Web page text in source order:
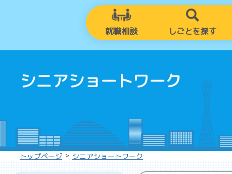
就職相談 しごとを探す
シニアショートワーク
トップページ > シニアショートワーク